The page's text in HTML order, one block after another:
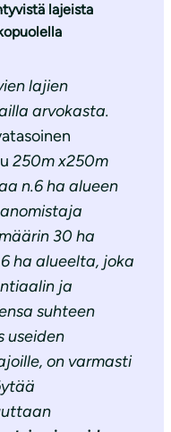
lajeista
lajien
arvokasta.
250m x250m
n.6 ha alueen
30 ha
ha alueelta, joka
ja
suhteen
useiden
on varmasti